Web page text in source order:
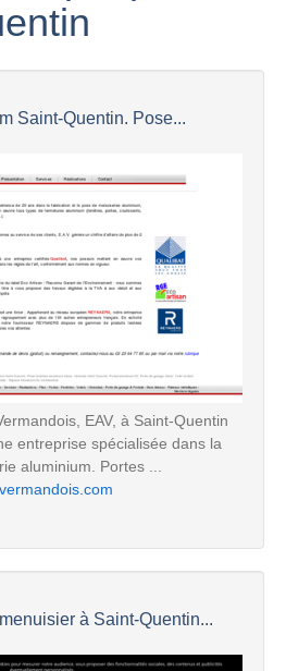
Saint-Quentin. Pose...
EAV, à Saint-Quentin
entreprise spécialisée dans la
aluminium. Portes ...
à Saint-Quentin...